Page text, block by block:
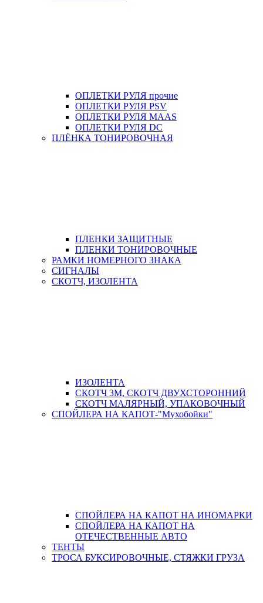
ОПЛЕТКИ РУЛЯ прочие
ОПЛЕТКИ РУЛЯ PSV
ОПЛЕТКИ РУЛЯ MAAS
ОПЛЕТКИ РУЛЯ DC
ПЛЁНКА ТОНИРОВОЧНАЯ
ПЛЕНКИ ЗАЩИТНЫЕ
ПЛЕНКИ ТОНИРОВОЧНЫЕ
РАМКИ НОМЕРНОГО ЗНАКА
СИГНАЛЫ
СКОТЧ, ИЗОЛЕНТА
ИЗОЛЕНТА
СКОТЧ 3М, СКОТЧ ДВУХСТОРОННИЙ
СКОТЧ МАЛЯРНЫЙ, УПАКОВОЧНЫЙ
СПОЙЛЕРА НА КАПОТ-"Мухобойки"
СПОЙЛЕРА НА КАПОТ НА ИНОМАРКИ
СПОЙЛЕРА НА КАПОТ НА
ОТЕЧЕСТВЕННЫЕ АВТО
ТЕНТЫ
ТРОСА БУКСИРОВОЧНЫЕ, СТЯЖКИ ГРУЗА